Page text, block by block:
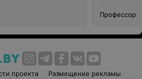
Профессор
проекта Размещение рекламы